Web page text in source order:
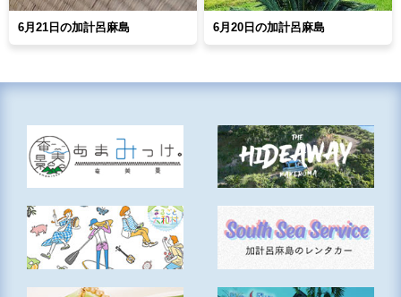
6月21日の加計呂麻島 6月20日の加計呂麻島